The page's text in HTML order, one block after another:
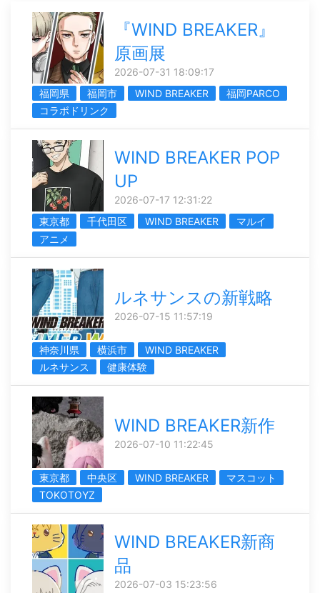
『WIND BREAKER』
原画展
2026-07-31 18:09:17
福岡県
福岡市 WIND BREAKER
福岡PARCO
コラボドリンク
WIND BREAKER POP
UP
2026-07-17 12:31:22
東京都
千代田区 WIND BREAKER
マルイ
アニメ
ルネサンスの新戦略
2026-07-15 11:57:19
神奈川県 横浜市
WIND BREAKER
ルネサンス
健康体験
WIND BREAKER新作
2026-07-10 11:22:45
東京都 中央区 WIND BREAKER
マスコット
TOKOTOYZ
WIND BREAKER新商
品
2026-07-03 15:23:56